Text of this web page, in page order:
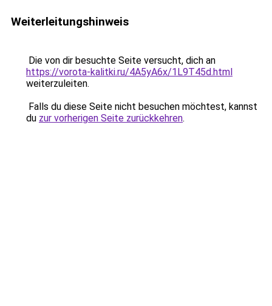
Weiterleitungshinweis
Die von dir besuchte Seite versucht, dich an
https://vorota-kalitki.ru/4A5yA6x/1L9T45d.html
weiterzuleiten.
Falls du diese Seite nicht besuchen möchtest, kannst
du zur vorherigen Seite zurückkehren.